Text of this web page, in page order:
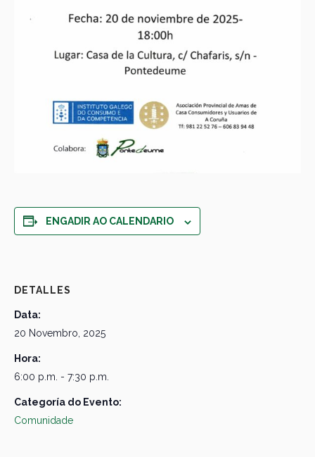
ENGADIR AO CALENDARIO
DETALLES
Data:
20 Novembro, 2025
Hora:
6:00 p.m. - 7:30 p.m.
Categoría do Evento:
Comunidade